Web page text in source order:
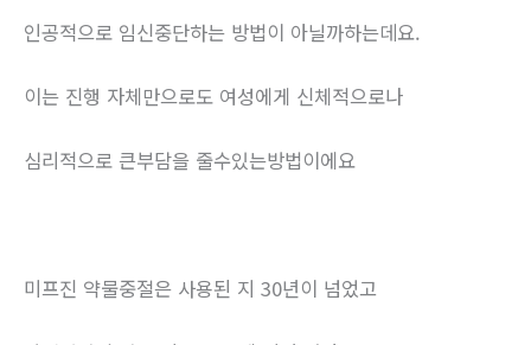
인공적으로 임신중단하는 방법이 아닐까하는데요.
이는 진행 자체만으로도 여성에게 신체적으로나
심리적으로 큰부담을 줄수있는방법이에요
미프진 약물중절은 사용된 지 30년이 넘었고